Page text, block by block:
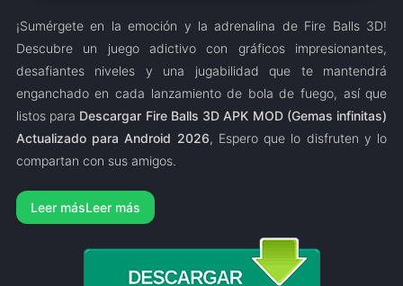
¡Sumérgete en la emoción y la adrenalina de Fire Balls 3D!
Descubre un juego adictivo con gráficos impresionantes,
desafiantes niveles y una jugabilidad que te mantendrá
enganchado en cada lanzamiento de bola de fuego, así que
listos para Descargar Fire Balls 3D APK MOD (Gemas infinitas)
Actualizado para Android 2026, Espero que lo disfruten y lo
compartan con sus amigos.
Leer más